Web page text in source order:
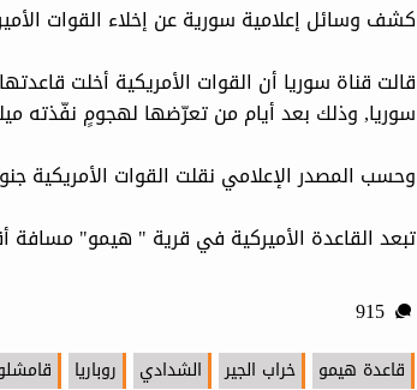
كشف وسائل إعلامية سورية عن إخلاء القوات
قالت قناة سوريا أن القوات الأمريكية أخلت
سوريا, وذلك بعد أيام من تعرّضها لهجومٍ نفّذته
وحسب المصدر الإعلامي نقلت القوات
تبعد القاعدة الأميركية في قرية " هيمو" مسافة أقل من 3 كم عن منطقة مطار قامشلو الدولي من
915
قاعدة هيمو خراب الجير الشدادي روباريا